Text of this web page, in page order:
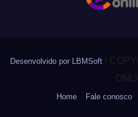
Desenvolvido por LBMSoft
Home Fale conosco